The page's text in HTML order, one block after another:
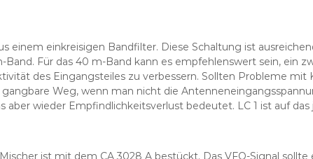
einem einkreisigen Bandfilter. Diese Schaltung ist
Für das 40 m-Band kann es empfehlenswert sein, ein
des Eingangsteiles zu verbessern. Sollten Probleme mit
gangbare Weg, wenn man nicht die
aber wieder Empfindlichkeitsverlust bedeutet. LC 1 ist auf das
ist mit dem CA 3028 A bestückt. Das VFO-Signal sollte